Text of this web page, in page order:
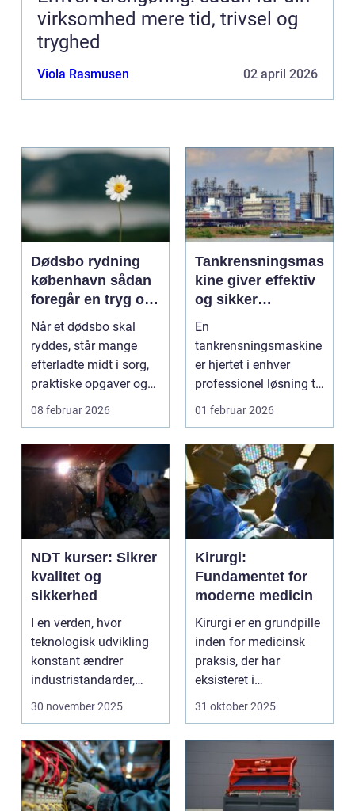
virksomhed mere tid, trivsel og
tryghed
Viola Rasmusen 02 april 2026
Dødsbo rydning
københavn sådan
foregår en tryg og
respektfuld
rydning
Når et dødsbo skal
ryddes, står mange
efterladte midt i sorg,
praktiske opgaver og
ofte også tidspre...
08 februar 2026
Tankrensningsmas
kine giver effektiv
og sikker
rengøring af tanke
En
tankrensningsmaskine
er hjertet i enhver
professionel løsning til
rengøring af tank...
01 februar 2026
NDT kurser: Sikrer
kvalitet og
sikkerhed
I en verden, hvor
teknologisk udvikling
konstant ændrer
industristandarder,
bliver behovet for...
30 november 2025
Kirurgi:
Fundamentet for
moderne medicin
Kirurgi er en grundpille
inden for medicinsk
praksis, der har
eksisteret i
århundreder. Med ti...
31 oktober 2025